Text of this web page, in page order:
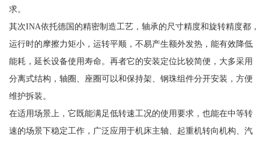
求。
其次INA依托德国的精密制造工艺，轴承的尺寸精度和旋转精度都，
运行时的摩擦力矩小，运转平顺，不易产生额外发热，能有效降低
能耗，延长设备使用寿命。再者它的安装定位比较简便，大多采用
分离式结构，轴圈、座圈可以和保持架、钢珠组件分开安装，方便
维护拆装。
在适用场景上，它既能满足低转速工况的使用要求，也能在中等转
速的场景下稳定工作，广泛应用于机床主轴、起重机转向机构、汽